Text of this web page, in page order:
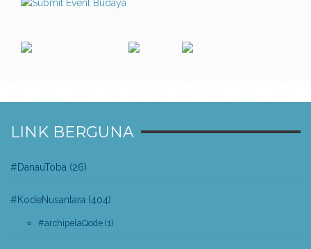
LINK BERGUNA
#DanauToba (26)
#KodeNusantara (404)
#archipelaQode (1)